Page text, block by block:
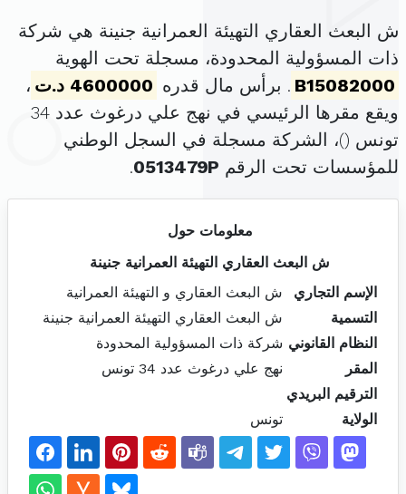
ش البعث العقاري التهيئة العمرانية جنينة هي شركة
ذات المسؤولية المحدودة، مسجلة تحت الهوية
B15082000 . برأس مال قدره 4600000 د.ت
،
ويقع مقرها الرئيسي في نهج علي درغوث عدد 34
تونس ()، الشركة مسجلة في السجل الوطني
للمؤسسات تحت الرقم 0513479P
.
معلومات حول
ش البعث العقاري التهيئة العمرانية جنينة
الإسم التجاري
ش البعث العقاري و التهيئة العمرانية
التسمية
ش البعث العقاري التهيئة العمرانية جنينة
النظام القانوني شركة ذات المسؤولية المحدودة
المقر
نهج علي درغوث عدد 34 تونس
الترقيم البريدي
الولاية
تونس